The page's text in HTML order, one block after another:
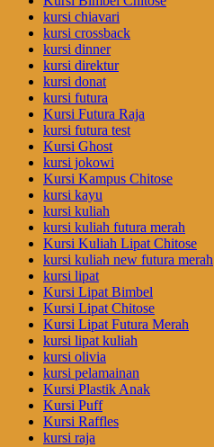
kursi chiavari
kursi crossback
kursi dinner
kursi direktur
kursi donat
kursi futura
Kursi Futura Raja
kursi futura test
Kursi Ghost
kursi jokowi
Kursi Kampus Chitose
kursi kayu
kursi kuliah
kursi kuliah futura merah
Kursi Kuliah Lipat Chitose
kursi kuliah new futura merah
kursi lipat
Kursi Lipat Bimbel
Kursi Lipat Chitose
Kursi Lipat Futura Merah
kursi lipat kuliah
kursi olivia
kursi pelamainan
Kursi Plastik Anak
Kursi Puff
Kursi Raffles
kursi raja